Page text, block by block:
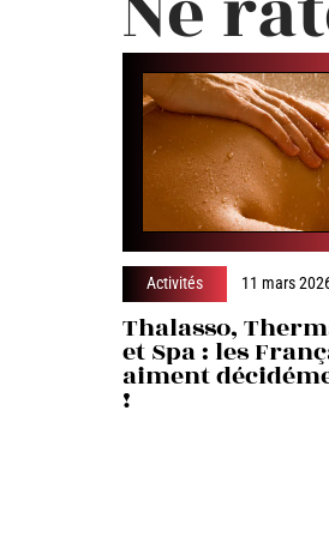
Activités 11 mars
Thalasso,
et Spa : les
aiment
!